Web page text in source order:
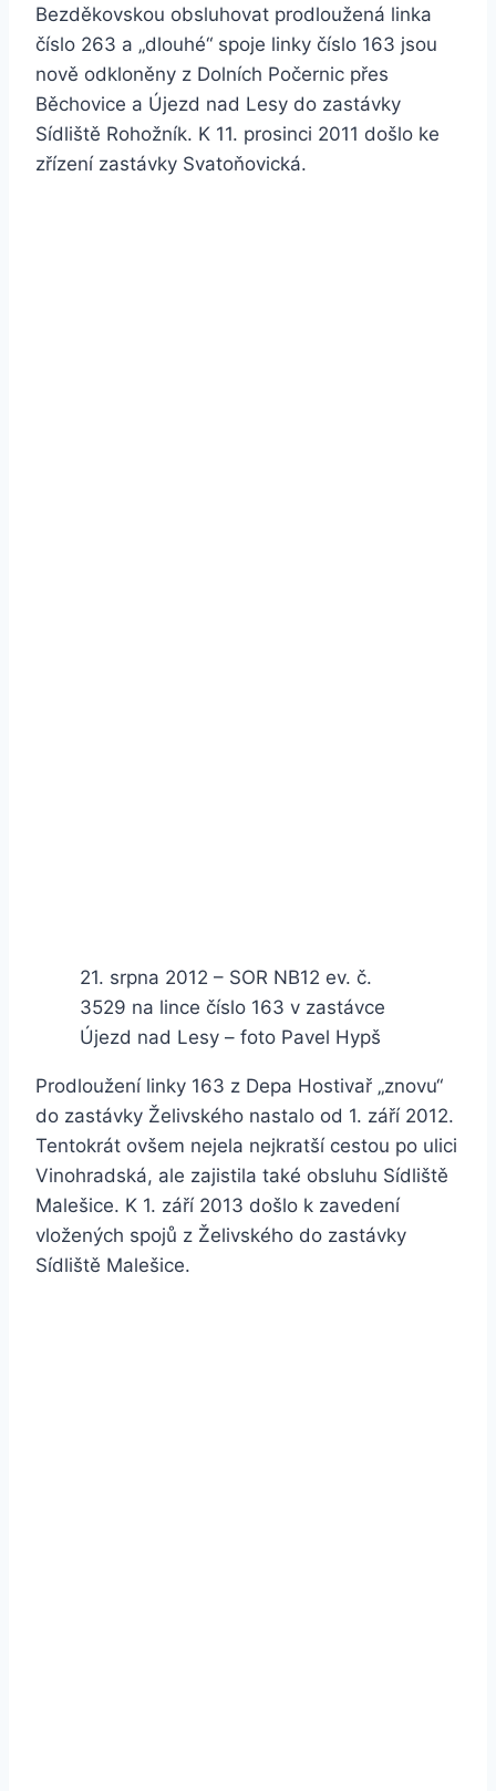
Bezděkovskou obsluhovat prodloužená linka
číslo 263 a „dlouhé“ spoje linky číslo 163 jsou
nově odkloněny z Dolních Počernic přes
Běchovice a Újezd nad Lesy do zastávky
Sídliště Rohožník. K 11. prosinci 2011 došlo ke
zřízení zastávky Svatoňovická.
21. srpna 2012 – SOR NB12 ev. č.
3529 na lince číslo 163 v zastávce
Újezd nad Lesy – foto Pavel Hypš
Prodloužení linky 163 z Depa Hostivař „znovu“
do zastávky Želivského nastalo od 1. září 2012.
Tentokrát ovšem nejela nejkratší cestou po ulici
Vinohradská, ale zajistila také obsluhu Sídliště
Malešice. K 1. září 2013 došlo k zavedení
vložených spojů z Želivského do zastávky
Sídliště Malešice.